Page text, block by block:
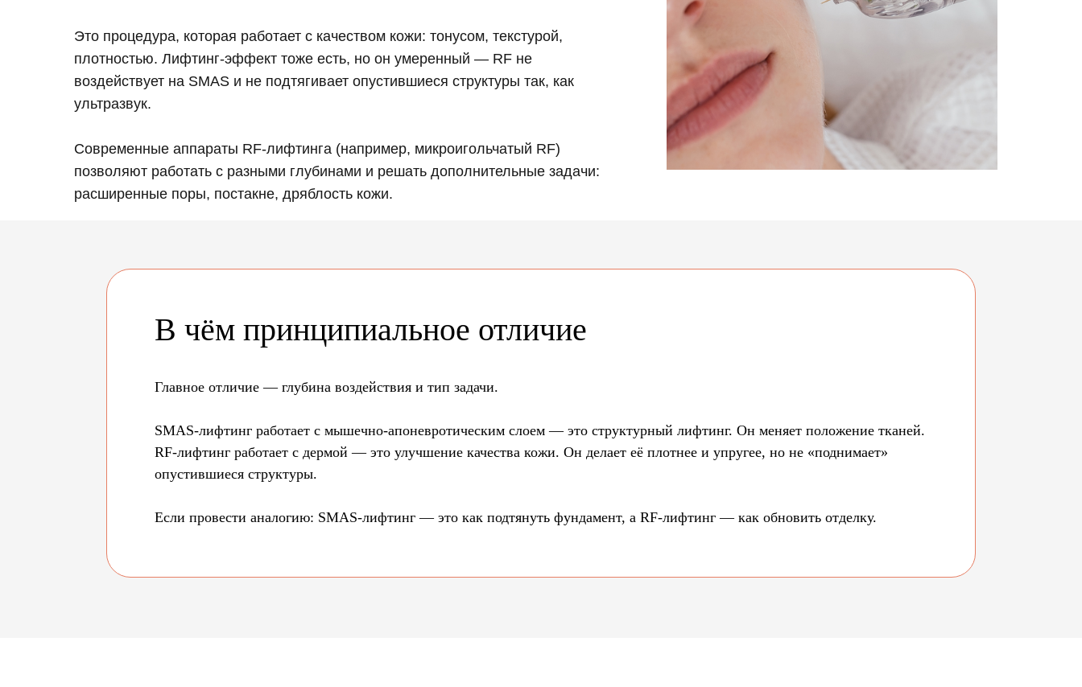
Это процедура, которая работает с качеством кожи: тонусом, текстурой,
плотностью. Лифтинг-эффект тоже есть, но он умеренный — RF не
воздействует на SMAS и не подтягивает опустившиеся структуры так, как
ультразвук.
Современные аппараты RF-лифтинга (например, микроигольчатый RF)
позволяют работать с разными глубинами и решать дополнительные задачи:
расширенные поры, постакне, дряблость кожи.
В чём принципиальное отличие
Главное отличие — глубина воздействия и тип задачи.
SMAS-лифтинг работает с мышечно-апоневротическим слоем — это структурный лифтинг. Он меняет положение тканей.
RF-лифтинг работает с дермой — это улучшение качества кожи. Он делает её плотнее и упругее, но не «поднимает»
опустившиеся структуры.
Если провести аналогию: SMAS-лифтинг — это как подтянуть фундамент, а RF-лифтинг — как обновить отделку.